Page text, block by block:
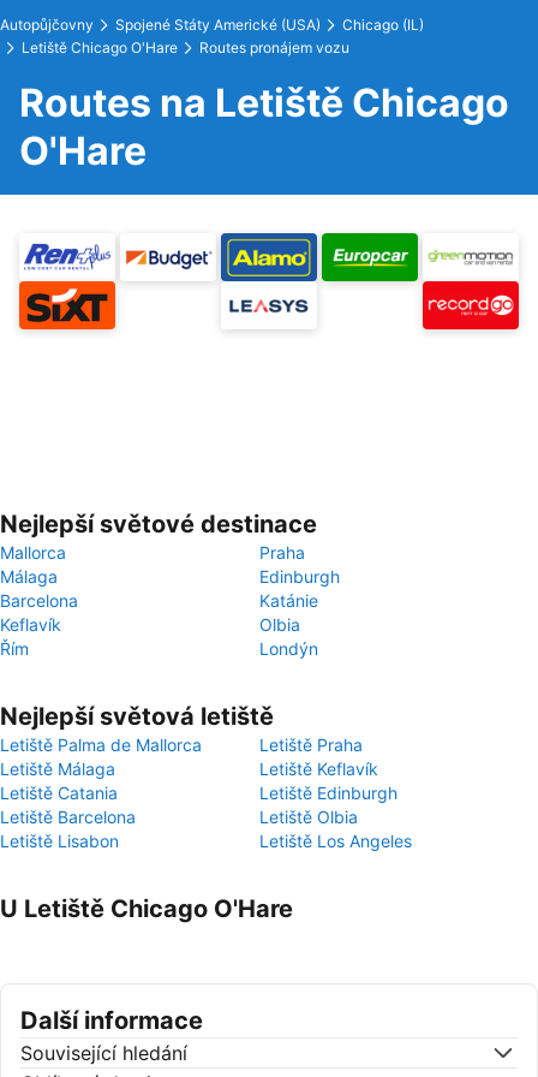
Autopůjčovny Spojené Státy Americké (USA)
Chicago (IL)
Letiště Chicago O'Hare
Routes pronájem vozu
Routes na Letiště Chicago
O'Hare
Nejlepší světové destinace
Mallorca
Praha
Málaga
Edinburgh
Barcelona
Katánie
Keflavík
Olbia
Řím
Londýn
Nejlepší světová letiště
Letiště Palma de Mallorca
Letiště Praha
Letiště Málaga
Letiště Keflavík
Letiště Catania
Letiště Edinburgh
Letiště Barcelona
Letiště Olbia
Letiště Lisabon
Letiště Los Angeles
U Letiště Chicago O'Hare
Další informace
Související hledání